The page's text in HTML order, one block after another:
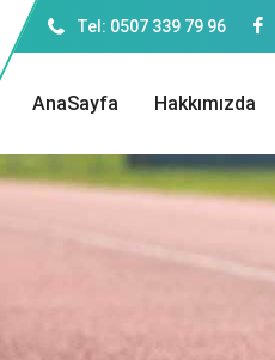
Tel: 0507 339 79 96
AnaSayfa Hakkımızda